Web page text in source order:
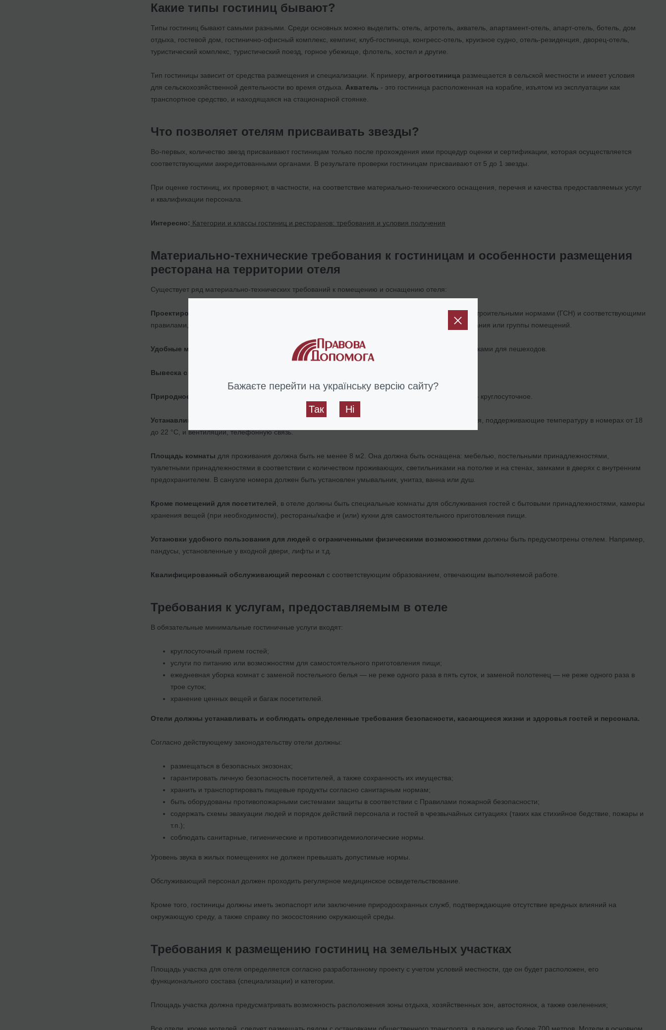
Какие типы гостиниц бывают?
Типы гостиниц бывают самыми разными. Среди основных можно выделить: отель, агротель, акватель, апартамент-отель, апарт-отель, ботель, дом
отдыха, гостевой дом, гостинично-офисный комплекс, кемпинг, клуб-гостиница, конгресс-отель, круизное судно, отель-резиденция, дворец-отель,
туристический комплекс, туристический поезд, горное убежище, флотель, хостел и другие.
Тип гостиницы зависит от средства размещения и специализации. К примеру, агрогостиница размещается в сельской местности и имеет условия
для сельскохозяйственной деятельности во время отдыха. Акватель - это гостиница расположенная на корабле, изъятом из эксплуатации как
транспортное средство, и находящаяся на стационарной стоянке.
Что позволяет отелям присваивать звезды?
Во-первых, количество звезд присваивают гостиницам только после прохождения ими процедур оценки и сертификации, которая осуществляется
соответствующими аккредитованными органами. В результате проверки гостиницам присваивают от 5 до 1 звезды.
При оценке гостиниц, их проверяют, в частности, на соответствие материально-технического оснащения, перечня и качества предоставляемых услуг
и квалификации персонала.
Интересно: Категории и классы гостиниц и ресторанов: требования и условия получения
Материально-технические требования к гостиницам и особенности размещения
ресторана на территории отеля
Существует ряд материально-технических требований к помещению и оснащению отеля:
Проектирование и строительство
должно осуществляться в соответствии с государственными строительными нормами (ГСН) и соответствующими
правилами, факт соблюдения которых должен быть подтвержден актом приема в эксплуатацию здания или группы помещений.
Удобные маршруты для подъезда с установленными дорожными знаками и безопасными дорожками для пешеходов.
Вывеска с информацией
Природное и искусственное освещение в помещениях обязательно, а в коридорах и проходах – круглосуточное.
Устанавливаются системы
электроснабжения, водоснабжения и канализации, системы отопления, поддерживающие температуру в номерах от 18
до 22 °С, и вентиляции, телефонную связь.
Площадь комнаты для проживания должна быть не менее 8 м2. Она должна быть оснащена: мебелью, постельными принадлежностями,
туалетными принадлежностями в соответствии с количеством проживающих, светильниками на потолке и на стенах, замками в дверях с внутренним
предохранителем. В санузле номера должен быть установлен умывальник, унитаз, ванна или душ.
Кроме помещений для посетителей , в отеле должны быть специальные комнаты для обслуживания гостей с бытовыми принадлежностями, камеры
хранения вещей (при необходимости), рестораны/кафе и (или) кухни для самостоятельного приготовления пищи.
Установки удобного пользования для людей с ограниченными физическими возможностями должны быть предусмотрены отелем. Например,
пандусы, установленные у входной двери, лифты и т.д.
Квалифицированный обслуживающий персонал с соответствующим образованием, отвечающим выполняемой работе.
Требования к услугам, предоставляемым в отеле
В обязательные минимальные гостиничные услуги входят:
круглосуточный прием гостей;
услуги по питанию или возможностям для самостоятельного приготовления пищи;
ежедневная уборка комнат с заменой постельного белья — не реже одного раза в пять суток, и заменой полотенец — не реже одного раза в
трое суток;
хранение ценных вещей и багаж посетителей.
Отели должны устанавливать и соблюдать определенные требования безопасности, касающиеся жизни и здоровья гостей и персонала.
Согласно действующему законодательству отели должны:
размещаться в безопасных экозонах;
гарантировать личную безопасность посетителей, а также сохранность их имущества;
хранить и транспортировать пищевые продукты согласно санитарным нормам;
быть оборудованы противопожарными системами защиты в соответствии с Правилами пожарной безопасности;
содержать схемы эвакуации людей и порядок действий персонала и гостей в чрезвычайных ситуациях (таких как стихийное бедствие, пожары и
т.п.);
соблюдать санитарные, гигиенические и противоэпидемиологические нормы.
Уровень звука в жилых помещениях не должен превышать допустимые нормы.
Обслуживающий персонал должен проходить регулярное медицинское освидетельствование.
Кроме того, гостиницы должны иметь экопаспорт или заключение природоохранных служб, подтверждающие отсутствие вредных влияний на
окружающую среду, а также справку по экосостоянию окружающей среды.
Требования к размещению гостиниц на земельных участках
Площадь участка для отеля определяется согласно разработанному проекту с учетом условий местности, где он будет расположен, его
функционального состава (специализации) и категории.
Площадь участка должна предусматривать возможность расположения зоны отдыха, хозяйственных зон, автостоянок, а также озеленения;
Бажаєте перейти на українську версію сайту?
Так Ні